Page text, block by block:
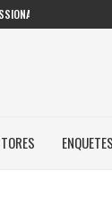
GESTORES
ENQUETES